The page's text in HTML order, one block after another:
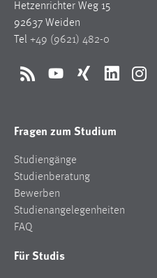
Hetzenrichter Weg 15
92637 Weiden
Tel +49 (9621) 482-0
RSS YouTubeXing LinkedIn
Fragen zum Studium
Studiengänge
Studienberatung
Bewerben
Studienangelegenheiten
FAQ
Für Studis